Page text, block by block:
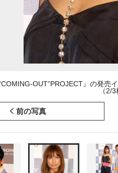
OUT”PROJECT』の発売
（2/3
前の写真